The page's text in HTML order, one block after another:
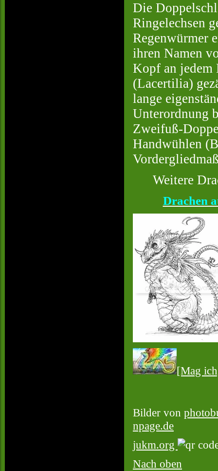
Die
Ringelechsen
Regenwürmer
ihren Namen
Kopf an jedem
(Lacertilia)
lange
Unterordnung
Zweifuß-
Handwühlen
Weitere
Drachen
[Mag
Bilder von
npage.de
jukm.org
Nach oben